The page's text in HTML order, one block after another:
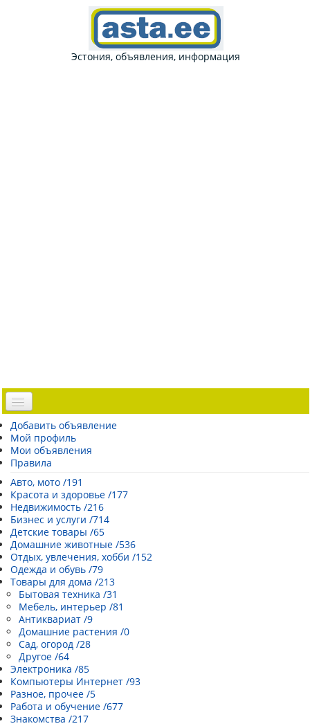
Эстония, объявления, информация
Доска объявлений
Погода Эстонии
Открытки
Каталог сайтов
| Регистрация |
Добавить объявление
Мой профиль
Мои объявления
Правила
Авто, мото /191
Красота и здоровье /177
Недвижимость /216
Бизнес и услуги /714
Детские товары /65
Домашние животные /536
Отдых, увлечения, хобби /152
Одежда и обувь /79
Товары для дома /213
Бытовая техника /31
Мебель, интерьер /81
Антиквариат /9
Домашние растения /0
Сад, огород /28
Другое /64
Электроника /85
Компьютеры Интернет /93
Разное, прочее /5
Работа и обучение /677
Знакомства /217